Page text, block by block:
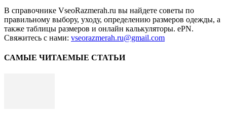
В справочнике VseoRazmerah.ru вы найдете советы по
правильному выбору, уходу, определению размеров одежды, а
также таблицы размеров и онлайн калькуляторы. ePN.
Свяжитесь с нами: vseorazmerah.ru@gmail.com
САМЫЕ ЧИТАЕМЫЕ СТАТЬИ